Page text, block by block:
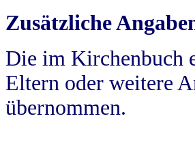
Zusätzliche
Die im Kirchenbuch
Eltern oder weitere
übernommen.